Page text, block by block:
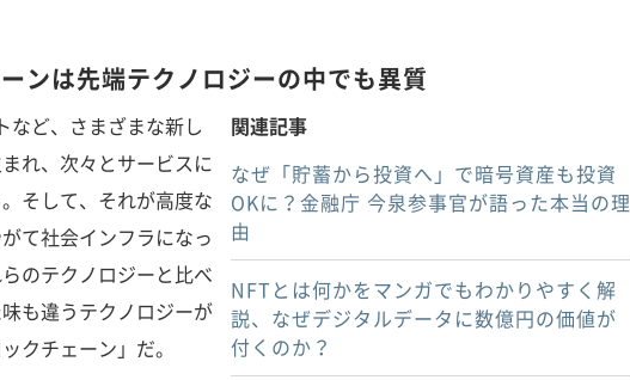
ンは先端テクノロジーの中でも異質
関連記事
なぜ「貯蓄から投資へ」で暗号資産も投資
OKに？金融庁 今泉参事官が語った本当の理
由
NFTとは何かをマンガでもわかりやすく解
説、なぜデジタルデータに数億円の価値が
付くのか？
ど、さまざまな新し
れ、次々とサービスに
そして、それが高度な
て社会インフラになっ
のテクノロジーと比べ
も違うテクノロジーが
クチェーン」だ。